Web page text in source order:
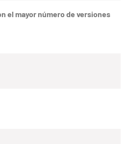
el mayor número de versiones